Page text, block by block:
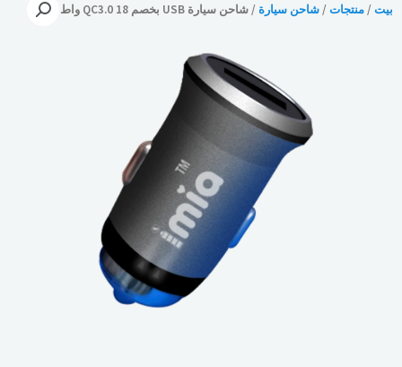
بيت/منتجات/شاحن سيارة / شاحن سيارة USB بخصم QC3.0 18 واط